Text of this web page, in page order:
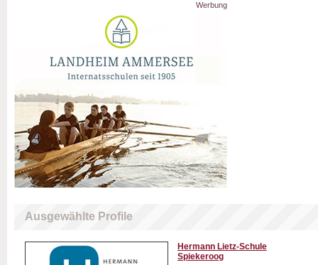
Werbung
Ausgewählte Profile
Hermann Lietz-Schule
Spiekeroog